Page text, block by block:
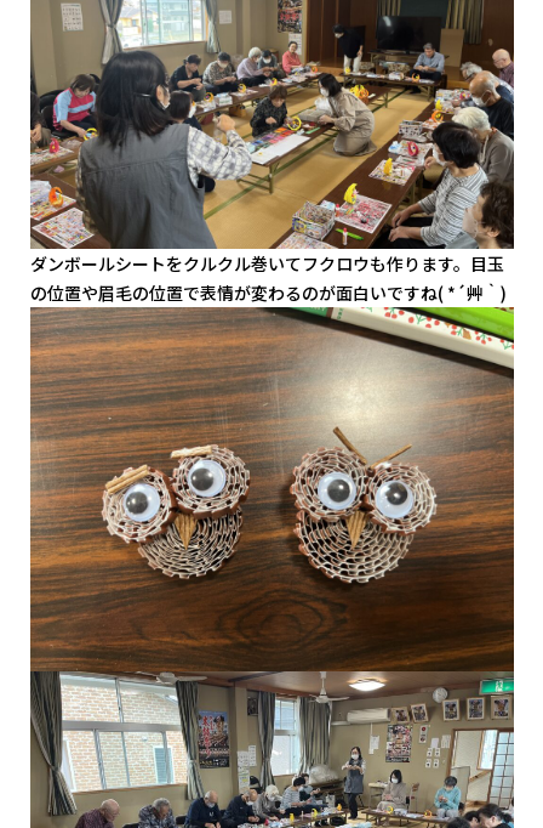
ダンボールシートをクルクル巻いてフクロウも作ります。目玉
の位置や眉毛の位置で表情が変わるのが面白いですね( *´艸｀)